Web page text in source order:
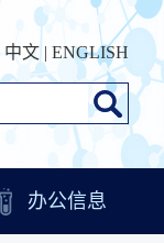
中文 | ENGLISH
办公信息